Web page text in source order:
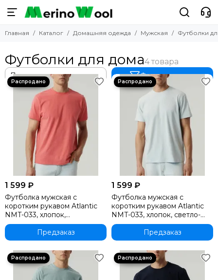
Домашняя одежда
Женская
Детская
Мужская
Мужская
Брюки, шорты домашние
Сорочки
Пижамы мужские
Домашние костюмы
Футболки для дома
Главная Каталог Домашняя одежда Мужская Футболки
Футболки для дома
Фильтр товаров
1 599 ₽
Футболка мужская с
коротким рукавом Atlantic
NMT-033, хлопок,
коралловый
Предзаказ
1 599 ₽
Футболка мужская с
коротким рукавом Atlantic
NMT-033, хлопок, светло-
голубой
Предзаказ